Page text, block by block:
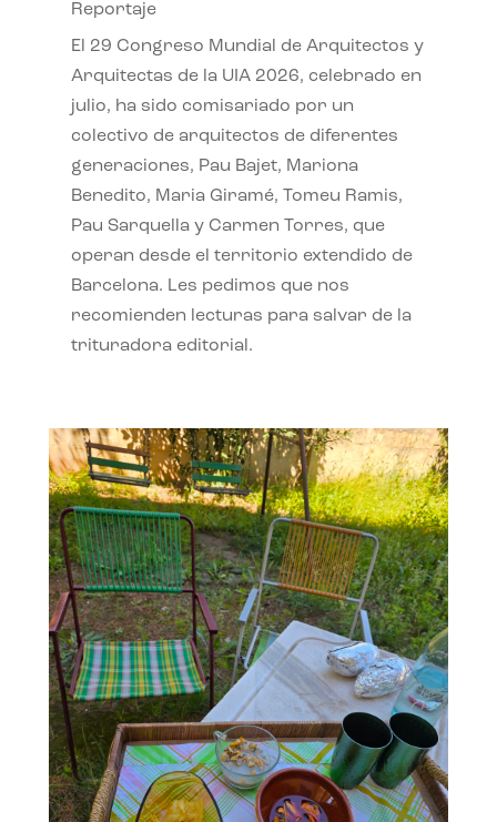
Reportaje
El 29 Congreso Mundial de Arquitectos y
Arquitectas de la UIA 2026, celebrado en
julio, ha sido comisariado por un
colectivo de arquitectos de diferentes
generaciones, Pau Bajet, Mariona
Benedito, Maria Giramé, Tomeu Ramis,
Pau Sarquella y Carmen Torres, que
operan desde el territorio extendido de
Barcelona. Les pedimos que nos
recomienden lecturas para salvar de la
trituradora editorial.